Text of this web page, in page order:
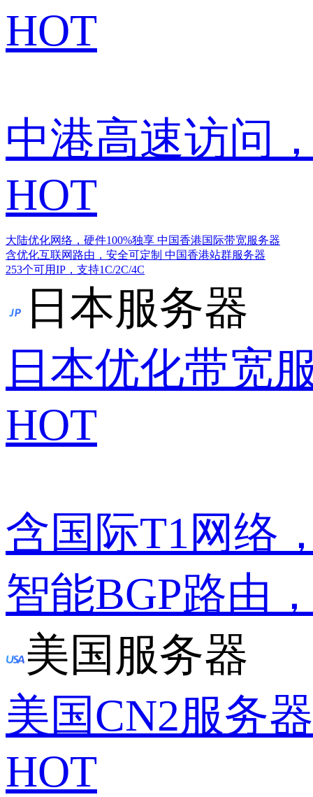
HOT
中港高速访问
HOT
大陆优化网络，硬件100%独享 中国香港国际带宽服务器
含优化互联网路由，安全可定制 中国香港站群服务器
253个可用IP，支持1C/2C/4C
日本服务器
日本优化带宽
HOT
含国际T1网络
智能BGP路由
美国服务器
美国CN2服务器
HOT